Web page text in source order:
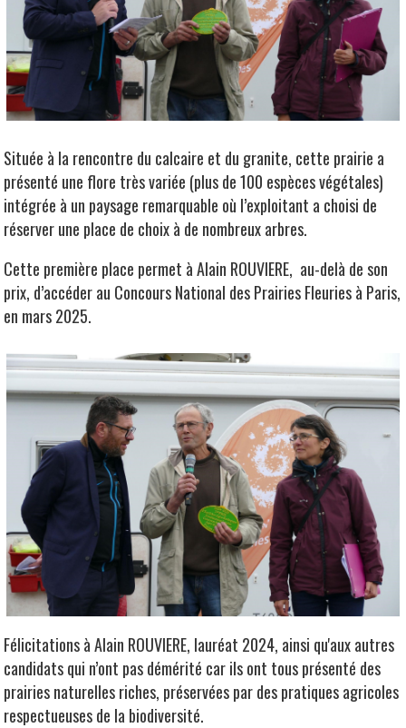
Située à la rencontre du calcaire et du granite, cette prairie a
présenté une flore très variée (plus de 100 espèces végétales)
intégrée à un paysage remarquable où l’exploitant a choisi de
réserver une place de choix à de nombreux arbres.
Cette première place permet à Alain ROUVIERE, au-delà de son
prix, d’accéder au Concours National des Prairies Fleuries à Paris,
en mars 2025.
Félicitations à Alain ROUVIERE, lauréat 2024, ainsi qu'aux autres
candidats qui n’ont pas démérité car ils ont tous présenté des
prairies naturelles riches, préservées par des pratiques agricoles
respectueuses de la biodiversité.